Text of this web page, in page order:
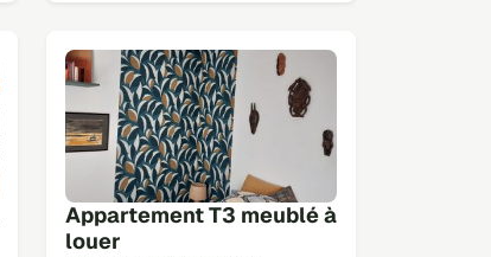
Appartement T3 meublé à
louer